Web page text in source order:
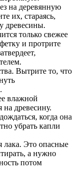
на деревянную
их, стараясь,
древесины.
только свежее
и протрите
Вытрите то, что
влажной
на древесину.
когда она
убрать капли
лака. Это опасные
а нужно
потом